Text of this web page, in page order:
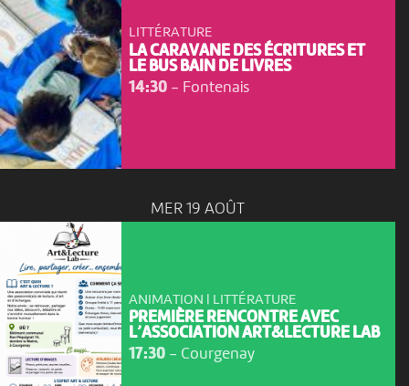
LITTÉRATURE
LA CARAVANE DES ÉCRITURES ET
LE BUS BAIN DE LIVRES
14:30- Fontenais
MER 19 AOÛT
ANIMATION | LITTÉRATURE
PREMIÈRE RENCONTRE AVEC
L’ASSOCIATION ART&LECTURE LAB
17:30- Courgenay